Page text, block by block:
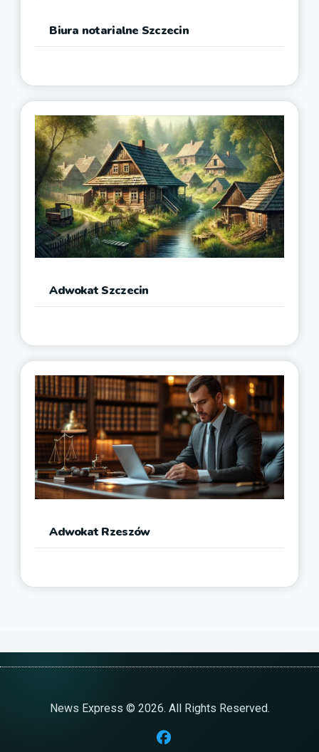
Biura notarialne Szczecin
Adwokat Szczecin
Adwokat Rzeszów
News Express © 2026. All Rights Reserved.